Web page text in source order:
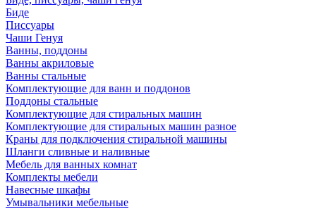
Биде
Писсуары
Чаши Генуя
Ванны, поддоны
Ванны акриловые
Ванны стальные
Комплектующие для ванн и поддонов
Поддоны стальные
Комплектующие для стиральных машин
Комплектующие для стиральных машин разное
Краны для подключения стиральной машины
Шланги сливные и наливные
Мебель для ванных комнат
Комплекты мебели
Навесные шкафы
Умывальники мебельные